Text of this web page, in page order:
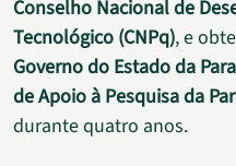
Conselho Nacional de
Tecnológico (CNPq), e
Governo do Estado da
de Apoio à Pesquisa da
durante quatro anos.